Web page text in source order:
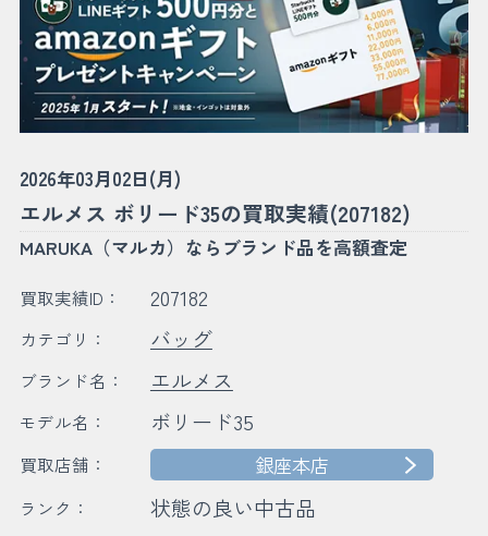
2026年03月02日(月)
エルメス ボリード35の買取実績(207182)
MARUKA（マルカ）ならブランド品を高額査定
買取実績ID： 207182
カテゴリ： バッグ
ブランド名： エルメス
モデル名： ボリード35
買取店舗： 銀座本店
ランク： 状態の良い中古品